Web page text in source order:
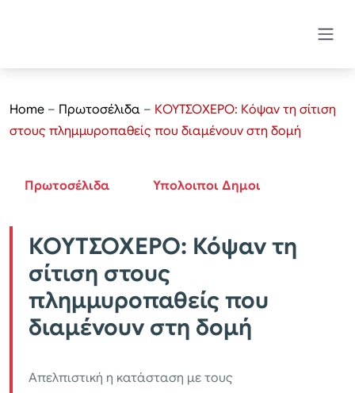
Home – Πρωτοσέλιδα – ΚΟΥΤΣΟΧΕΡΟ: Κόψαν τη σίτιση
στους πλημμυροπαθείς που διαμένουν στη δομή
Πρωτοσέλιδα Υπολοιποι Δημοι
ΚΟΥΤΣΟΧΕΡΟ: Κόψαν τη
σίτιση στους
πλημμυροπαθείς που
διαμένουν στη δομή
Απελπιστική η κατάσταση με τους